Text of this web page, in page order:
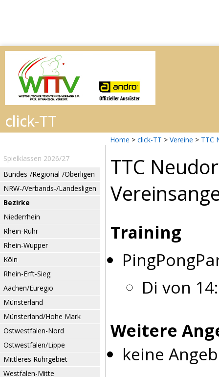
Home > click-TT > Vereine > TTC
Spielklassen 2026/27
Bundes-/Regional-/Oberligen
NRW-/Verbands-/Landesligen
Bezirke
Niederrhein
Rhein-Ruhr
Rhein-Wupper
Köln
Rhein-Erft-Sieg
Aachen/Euregio
Münsterland
Münsterland/Hohe Mark
Ostwestfalen-Nord
Ostwestfalen/Lippe
Mittleres Ruhrgebiet
Westfalen-Mitte
TTC
Training
Di von
Weitere
keine